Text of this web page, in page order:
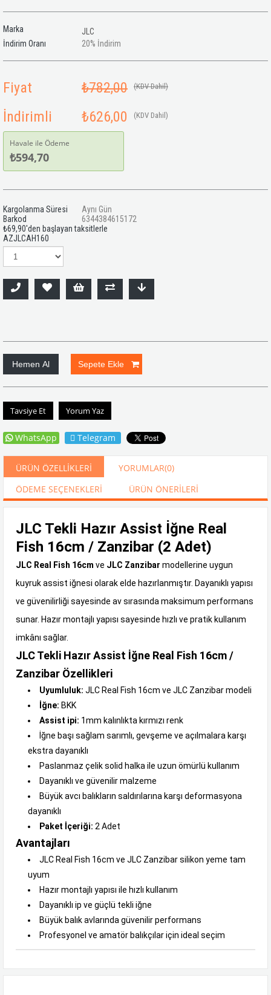
Marka
JLC
İndirim Oranı
%
20 İndirim
Fiyat ₺782,00 (KDV Dahil)
İndirimli ₺626,00 (KDV Dahil)
Havale ile Ödeme
₺594,70
Kargolanma Süresi
Aynı Gün
Barkod
6344384615172
₺69,90'den başlayan taksitlerle
AZJLCAH160
Tavsiye Et Yorum Yaz
WhatsApp Telegram
ÜRÜN ÖZELLIKLERI YORUMLAR(0)
ÖDEME SEÇENEKLERI
ÜRÜN ÖNERILERI
JLC Tekli Hazır Assist İğne Real
Fish 16cm / Zanzibar (2 Adet)
JLC Real Fish 16cm ve JLC Zanzibar modellerine uygun
kuyruk assist iğnesi olarak elde hazırlanmıştır. Dayanıklı yapısı
ve güvenilirliği sayesinde av sırasında maksimum performans
sunar. Hazır montajlı yapısı sayesinde hızlı ve pratik kullanım
imkânı sağlar.
JLC Tekli Hazır Assist İğne Real Fish 16cm /
Zanzibar Özellikleri
Uyumluluk: JLC Real Fish 16cm ve JLC Zanzibar modeli
İğne: BKK
Assist ipi: 1mm kalınlıkta kırmızı renk
İğne başı sağlam sarımlı, gevşeme ve açılmalara karşı
ekstra dayanıklı
Paslanmaz çelik solid halka ile uzun ömürlü kullanım
Dayanıklı ve güvenilir malzeme
Büyük avcı balıkların saldırılarına karşı deformasyona
dayanıklı
Paket İçeriği: 2 Adet
Avantajları
JLC Real Fish 16cm ve JLC Zanzibar silikon yeme tam
uyum
Hazır montajlı yapısı ile hızlı kullanım
Dayanıklı ip ve güçlü tekli iğne
Büyük balık avlarında güvenilir performans
Profesyonel ve amatör balıkçılar için ideal seçim